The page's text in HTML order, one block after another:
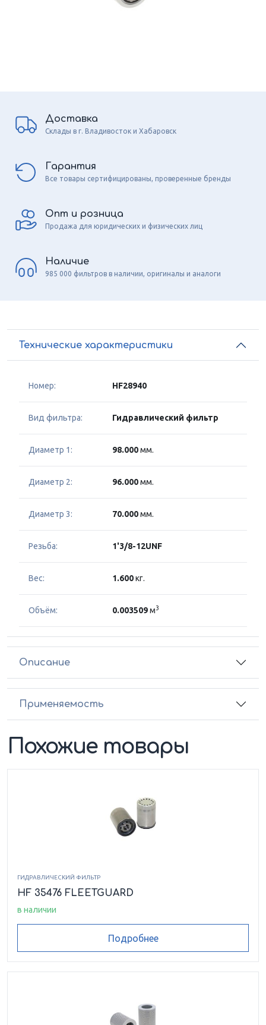
Доставка
Склады в г. Владивосток и Хабаровск
Гарантия
Все товары сертифицированы, проверенные бренды
Опт и розница
Продажа для юридических и физических лиц
Наличие
985 000 фильтров в наличии, оригиналы и аналоги
Технические характеристики
Номер: HF28940
Вид фильтра: Гидравлический фильтр
Диаметр 1: 98.000мм.
Диаметр 2: 96.000мм.
Диаметр 3: 70.000мм.
Резьба: 1'3/8-12UNF
Вес: 1.600кг.
Объём: 0.003509м3
Описание
Применяемость
Похожие товары
ГИДРАВЛИЧЕСКИЙ ФИЛЬТР
HF 35476 FLEETGUARD
в наличии
Подробнее